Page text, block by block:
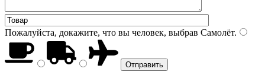
Пожалуйста, докажите, что вы человек, выбрав Самолёт.